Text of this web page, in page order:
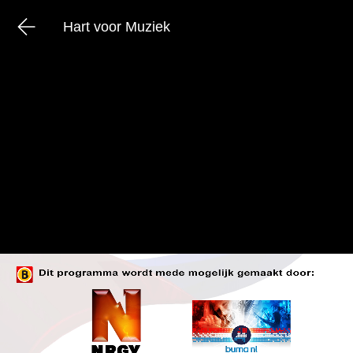
Hart voor Muziek